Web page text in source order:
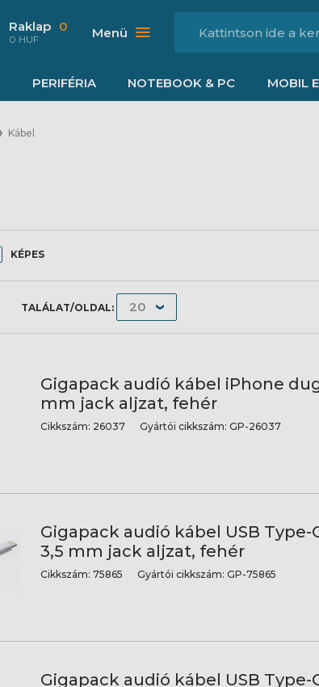
Raklap 0
0 HUF Menü
PERIFÉRIA NOTEBOOK & PC MOBIL
Kábel
KÉPES
TALÁLAT/OLDAL:
Gigapack audió kábel iPhone
mm jack aljzat, fehér
Cikkszám: 26037 Gyártói cikkszám: GP-26037
Gigapack audió kábel USB Type-
3,5 mm jack aljzat, fehér
Cikkszám: 75865 Gyártói cikkszám: GP-75865
Gigapack audió kábel USB Type-